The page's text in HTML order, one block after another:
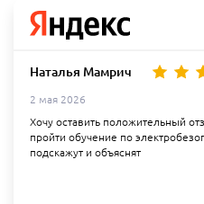
Наталья Мамрич
2 мая 2026
Хочу оставить положительный
пройти обучение по
подскажут и объяснят